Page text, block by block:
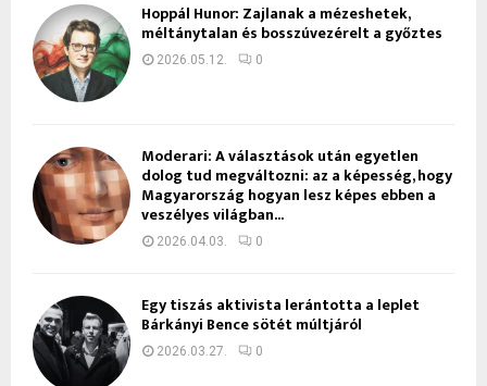
Hoppál Hunor: Zajlanak a mézeshetek,
méltánytalan és bosszúvezérelt a győztes
2026.05.12. 0
Moderari: A választások után egyetlen
dolog tud megváltozni: az a képesség, hogy
Magyarország hogyan lesz képes ebben a
veszélyes világban...
2026.04.03. 0
Egy tiszás aktivista lerántotta a leplet
Bárkányi Bence sötét múltjáról
2026.03.27. 0